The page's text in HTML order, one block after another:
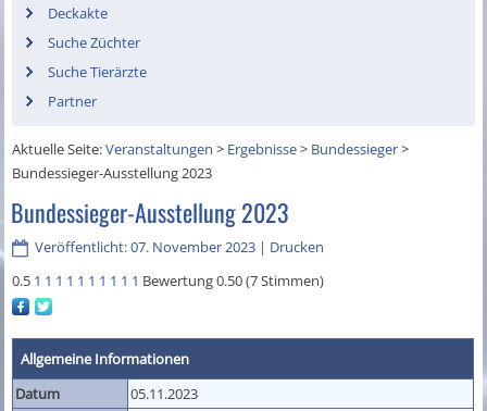
Deckakte
Suche Züchter
Suche Tierärzte
Partner
Aktuelle Seite:Veranstaltungen > Ergebnisse> Bundessieger>
Bundessieger-Ausstellung 2023
Bundessieger-Ausstellung 2023
Veröffentlicht: 07. November 2023 | Drucken
0.5 1 1 1 1 1 1 1 1 1 1 Bewertung 0.50 (7 Stimmen)
Allgemeine Informationen
Datum
05.11.2023